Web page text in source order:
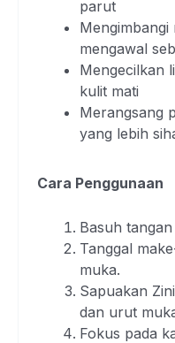
parut
Mengimbangi
mengawal
Mengecilkan
kulit mati
Merangsang
yang lebih
Cara Penggunaan
Basuh
Tanggal
muka.
Sapuakan
dan urut
Fokus pada